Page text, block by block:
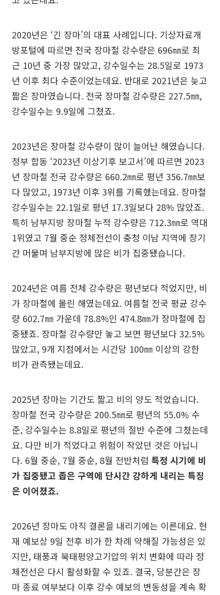
2020년은 ‘긴 장마’의 대표 사례입니다. 기상자료개
방포털에 따르면 전국 장마철 강수량은 696㎜로 최
근 10년 중 가장 많았고, 강수일수는 28.5일로 1973
년 이후 최다 수준이었는데요. 반대로 2021년은 늦고
짧은 장마였습니다. 전국 장마철 강수량은 227.5㎜,
강수일수는 9.9일에 그쳤죠.
2023년은 장마철 강수량이 많이 늘어난 해였습니다.
정부 합동 ‘2023년 이상기후 보고서’에 따르면 2023
년 장마철 전국 강수량은 660.2㎜로 평년 356.7㎜보
다 많았고, 1973년 이후 3위를 기록했는데요. 장마철
강수일수는 22.1일로 평년 17.3일보다 28% 많았죠.
특히 남부지방 장마철 누적 강수량은 712.3㎜로 역대
1위였고 7월 중순 정체전선이 충청 이남 지역에 장기
간 머물며 남부지방에 많은 비가 집중됐습니다.
2024년은 여름 전체 강수량은 평년보다 적었지만, 비
가 장마철에 몰린 해였는데요. 여름철 전국 평균 강수
량 602.7㎜ 가운데 78.8%인 474.8㎜가 장마철에 집
중됐죠. 장마철 강수량만 놓고 보면 평년보다 32.5%
많았고, 9개 지점에서는 시간당 100㎜ 이상의 강한
비가 관측됐는데요.
2025년 장마는 기간도 짧고 비의 양도 적었습니다.
장마철 전국 강수량은 200.5㎜로 평년의 55.0% 수
준, 강수일수는 8.8일로 평년의 절반 수준에 그쳤는데
요. 다만 비가 적었다고 위험이 작았던 것은 아닙니
다. 6월 중순, 7월 중순, 8월 전반처럼 특정 시기에 비
가 집중됐고 좁은 구역에 단시간 강하게 내리는 특징
은 이어졌죠.
2026년 장마도 아직 결론을 내리기에는 이른데요. 현
재 예보상 9일 전후 비가 한 차례 약해질 가능성은 있
지만, 태풍과 북태평양고기압의 위치 변화에 따라 정
체전선은 다시 활성화할 수 있죠. 결국, 당분간은 장
마 종료 여부보다 이후 강수 예보의 변동성을 계속 확